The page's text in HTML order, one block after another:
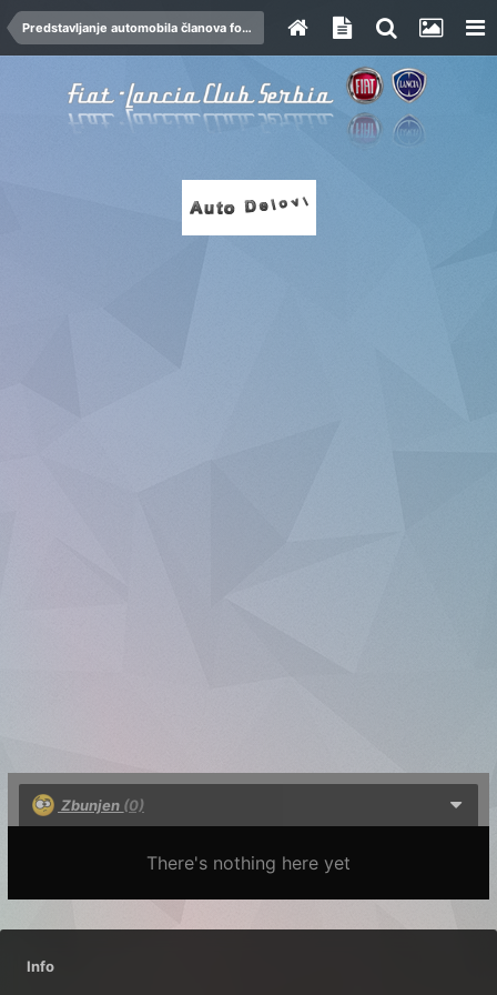
Predstavljanje automobila članova foruma
Zbunjen (0)
There's nothing here yet
Info